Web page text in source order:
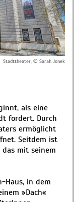
Stadttheater, © Sarah Jonek
als eine
fordert. Durch
ermöglicht
Seitdem ist
mit seinem
Haus, in dem
»Dach«